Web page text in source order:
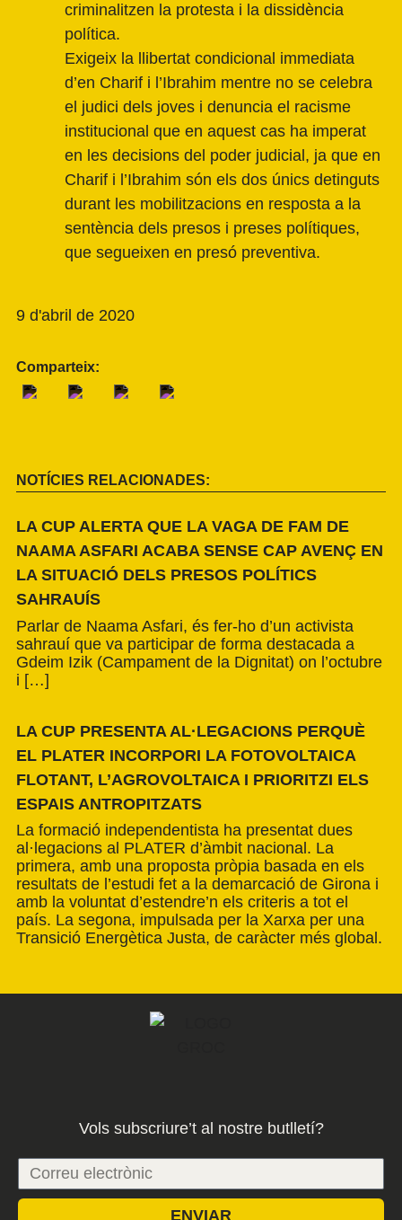
criminalitzen la protesta i la dissidència
política.
Exigeix la llibertat condicional immediata
d’en Charif i l’Ibrahim mentre no se celebra
el judici dels joves i denuncia el racisme
institucional que en aquest cas ha imperat
en les decisions del poder judicial, ja que en
Charif i l’Ibrahim són els dos únics detinguts
durant les mobilitzacions en resposta a la
sentència dels presos i preses polítiques,
que segueixen en presó preventiva.
9 d'abril de 2020
Comparteix:
NOTÍCIES RELACIONADES:
LA CUP ALERTA QUE LA VAGA DE FAM DE
NAAMA ASFARI ACABA SENSE CAP AVENÇ EN
LA SITUACIÓ DELS PRESOS POLÍTICS
SAHRAUÍS
Parlar de Naama Asfari, és fer-ho d’un activista
sahrauí que va participar de forma destacada a
Gdeim Izik (Campament de la Dignitat) on l’octubre
i […]
LA CUP PRESENTA AL·LEGACIONS PERQUÈ
EL PLATER INCORPORI LA FOTOVOLTAICA
FLOTANT, L’AGROVOLTAICA I PRIORITZI ELS
ESPAIS ANTROPITZATS
La formació independentista ha presentat dues
al·legacions al PLATER d’àmbit nacional. La
primera, amb una proposta pròpia basada en els
resultats de l’estudi fet a la demarcació de Girona i
amb la voluntat d’estendre’n els criteris a tot el
país. La segona, impulsada per la Xarxa per una
Transició Energètica Justa, de caràcter més global.
Vols subscriure’t al nostre butlletí?
ENVIAR